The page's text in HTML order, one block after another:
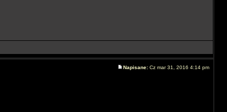
Napisane: Cz mar 31, 2016 4:14 pm